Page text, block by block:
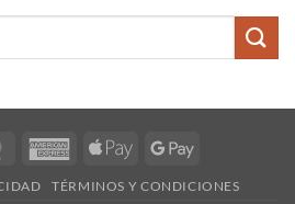
MasterCardAmericanApple
Google
TÉRMINOS Y CONDICIONES